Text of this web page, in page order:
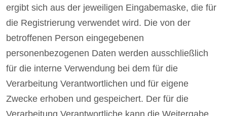
ergibt sich aus der jeweiligen Eingabemaske, die für
die Registrierung verwendet wird. Die von der
betroffenen Person eingegebenen
personenbezogenen Daten werden ausschließlich
für die interne Verwendung bei dem für die
Verarbeitung Verantwortlichen und für eigene
Zwecke erhoben und gespeichert. Der für die
Verarbeitung Verantwortliche kann die Weitergabe